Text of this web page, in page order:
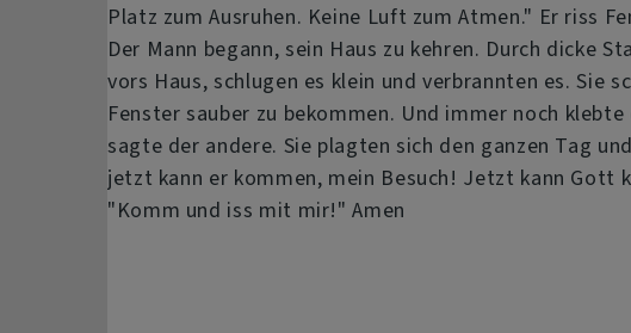
Platz zum Ausruhen. Keine Luft zum Atmen." Er riss
Der Mann begann, sein Haus zu kehren. Durch dicke
vors Haus, schlugen es klein und verbrannten es. Sie
Fenster sauber zu bekommen. Und immer noch
sagte der andere. Sie plagten sich den ganzen Tag
jetzt kann er kommen, mein Besuch! Jetzt kann Gott
"Komm und iss mit mir!" Amen